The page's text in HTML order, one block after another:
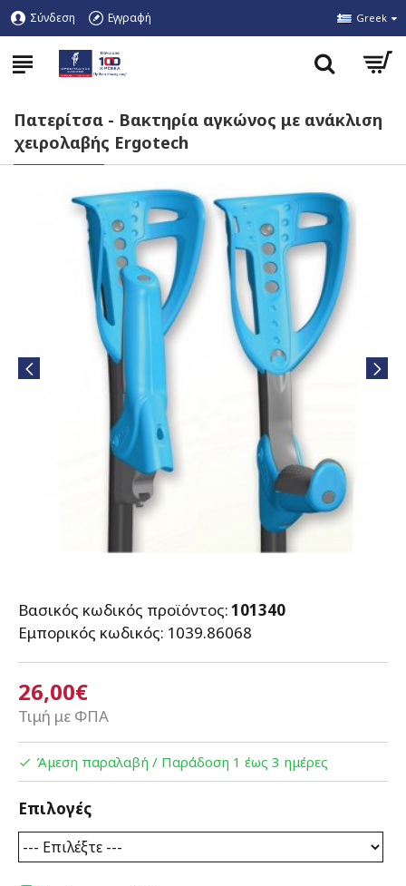
Σύνδεση Εγγραφή Greek
Πατερίτσα - Βακτηρία αγκώνος με ανάκλιση
χειρολαβής Ergotech
26,00€
Τιμή με ΦΠΑ
Βασικός κωδικός προϊόντος:101340
Εμπορικός κωδικός: 1039.86068
Άμεση παραλαβή / Παράδoση 1 έως 3 ημέρες
Επιλογές